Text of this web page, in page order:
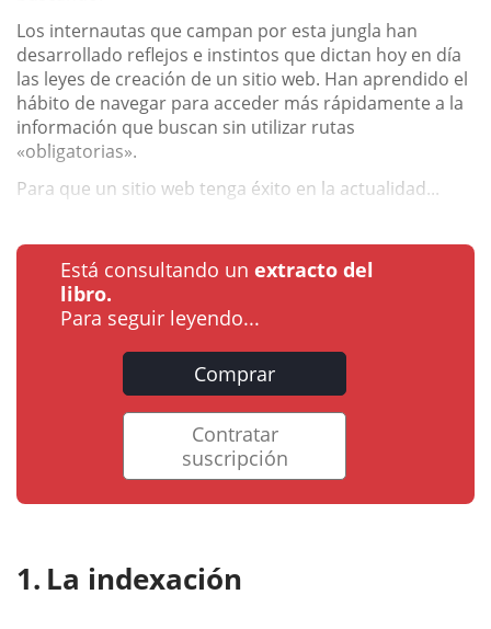
Los internautas que campan por esta jungla han
desarrollado reflejos e instintos que dictan hoy en día
las leyes de creación de un sitio web. Han aprendido el
hábito de navegar para acceder más rápidamente a la
información que buscan sin utilizar rutas
«obligatorias».
Para que un sitio web tenga éxito en la actualidad...
Está consultando un extracto del
libro.
Para seguir leyendo...
Comprar
Contratar
suscripción
La indexación